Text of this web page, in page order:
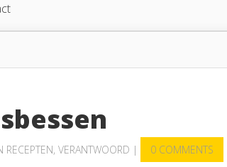
RECEPTEN, VERANTWOORD | 0 COMMENTS